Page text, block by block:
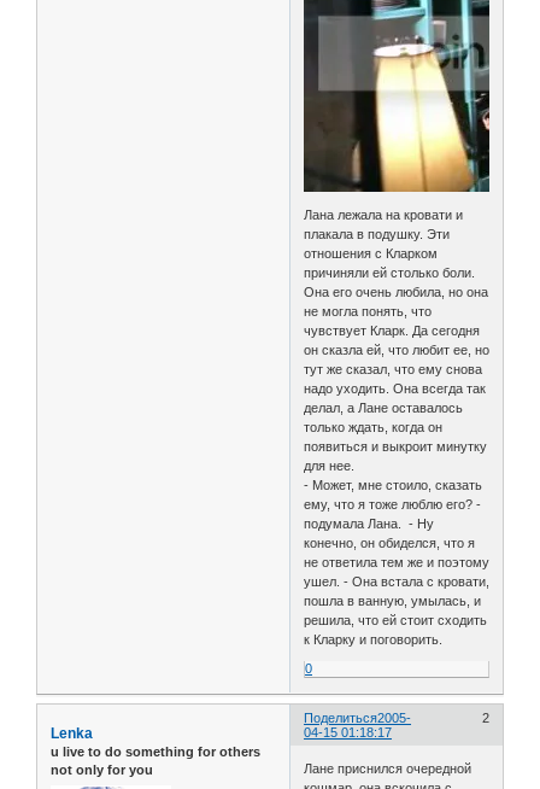
Лана лежала на кровати и
плакала в подушку. Эти
отношения с Кларком
причиняли ей столько боли.
Она его очень любила, но она
не могла понять, что
чувствует Кларк. Да сегодня
он сказла ей, что любит ее, но
тут же сказал, что ему снова
надо уходить. Она всегда так
делал, а Лане оставалось
только ждать, когда он
появиться и выкроит минутку
для нее.
- Может, мне стоило, сказать
ему, что я тоже люблю его? -
подумала Лана. - Ну
конечно, он обиделся, что я
не ответила тем же и поэтому
ушел. - Она встала с кровати,
пошла в ванную, умылась, и
решила, что ей стоит сходить
к Кларку и поговорить.
0
Поделиться 2
2005-
04-15 01:18:17
Lenka
u live to do something for others
not only for you
Лане приснился очередной